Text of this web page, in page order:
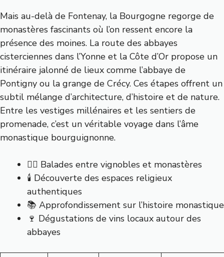
Mais au-delà de Fontenay, la Bourgogne regorge de
monastères fascinants où l’on ressent encore la
présence des moines. La route des abbayes
cisterciennes dans l’Yonne et la Côte d’Or propose un
itinéraire jalonné de lieux comme l’abbaye de
Pontigny ou la grange de Crécy. Ces étapes offrent un
subtil mélange d’architecture, d’histoire et de nature.
Entre les vestiges millénaires et les sentiers de
promenade, c’est un véritable voyage dans l’âme
monastique bourguignonne.
🚶‍♂️ Balades entre vignobles et monastères
🕯️ Découverte des espaces religieux
authentiques
📚 Approfondissement sur l’histoire monastique
🍷 Dégustations de vins locaux autour des
abbayes